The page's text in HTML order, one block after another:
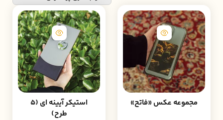
مجموعه عکس «فاتح»
استیکر آیینه ای (5
طرح)